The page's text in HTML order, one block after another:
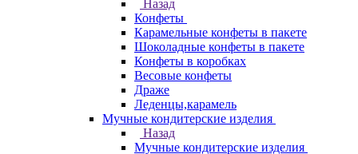
Назад
Конфеты
Карамельные конфеты в пакете
Шоколадные конфеты в пакете
Конфеты в коробках
Весовые конфеты
Драже
Леденцы,карамель
Мучные кондитерские изделия
Назад
Мучные кондитерские изделия